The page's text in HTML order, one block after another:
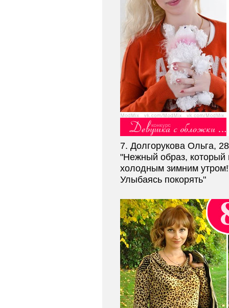
7. Долгорукова Ольга,
"Нежный образ, который
холодным зимним
Улыбаясь покорять"